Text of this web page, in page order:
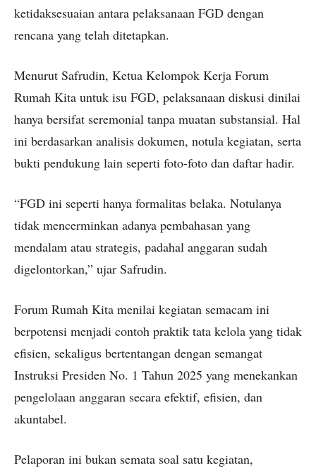
ketidaksesuaian antara pelaksanaan FGD dengan
rencana yang telah ditetapkan.
Menurut Safrudin, Ketua Kelompok Kerja Forum
Rumah Kita untuk isu FGD, pelaksanaan diskusi dinilai
hanya bersifat seremonial tanpa muatan substansial. Hal
ini berdasarkan analisis dokumen, notula kegiatan, serta
bukti pendukung lain seperti foto-foto dan daftar hadir.
“FGD ini seperti hanya formalitas belaka. Notulanya
tidak mencerminkan adanya pembahasan yang
mendalam atau strategis, padahal anggaran sudah
digelontorkan,” ujar Safrudin.
Forum Rumah Kita menilai kegiatan semacam ini
berpotensi menjadi contoh praktik tata kelola yang tidak
efisien, sekaligus bertentangan dengan semangat
Instruksi Presiden No. 1 Tahun 2025 yang menekankan
pengelolaan anggaran secara efektif, efisien, dan
akuntabel.
Pelaporan ini bukan semata soal satu kegiatan,